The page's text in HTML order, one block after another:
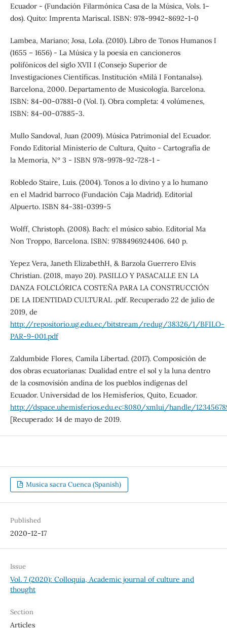
Ecuador - (Fundación Filarmónica Casa de la Música, Vols. 1–
dos). Quito: Imprenta Mariscal. ISBN: 978-9942-8692-1-0
Lambea, Mariano; Josa, Lola. (2010). Libro de Tonos Humanos I
(1655 – 1656) - La Música y la poesía en cancioneros
polifónicos del siglo XVII I (Consejo Superior de
Investigaciones Científicas. Institución «Milà I Fontanals»).
Barcelona, 2000. Departamento de Musicología. Barcelona.
ISBN: 84-00-07881-0 (Vol. I). Obra completa: 4 volúmenes,
ISBN: 84-00-07885-3.
Mullo Sandoval, Juan (2009). Música Patrimonial del Ecuador.
Fondo Editorial Ministerio de Cultura, Quito - Cartografía de
la Memoria, Nº 3 - ISBN 978-9978-92-728-1 -
Robledo Staire, Luis. (2004). Tonos a lo divino y a lo humano
en el Madrid barroco (Fundación Caja Madrid). Editorial
Alpuerto. ISBN 84-381-0399-5
Wolff, Christoph. (2008). Bach: el músico sabio. Editorial Ma
Non Troppo, Barcelona. ISBN: 9788496924406. 640 p.
Yepez Vera, Janeth ElizabethH, & Barzola Guerrero Elvis
Christian. (2018, mayo 20). PASILLO Y PASACALLE EN LA
DANZA FOLCLÓRICA COSTEÑA PARA LA CONSTRUCCIÓN
DE LA IDENTIDAD CULTURAL .pdf. Recuperado 22 de julio de
2019, de
http://repositorio.ug.edu.ec/bitstream/redug/38326/1/BFILO-
PAR-9-001.pdf
Zaldumbide Flores, Camila Libertad. (2017). Composición de
dos obras ecuatorianas: Dualidad entre el sol y la luna dentro
de la cosmovisión andina de los pueblos indígenas del
Ecuador. Universidad de los Hemisferios, Quito, Ecuador.
http://dspace.uhemisferios.edu.ec:8080/xmlui/handle/
[Recuperado: 14 de mayo de 2019.
Musica sacra Cuenca (Spanish)
Published
2020-12-17
Issue
Vol. 7 (2020): Colloquia, Academic journal of culture and
thought
Section
Articles